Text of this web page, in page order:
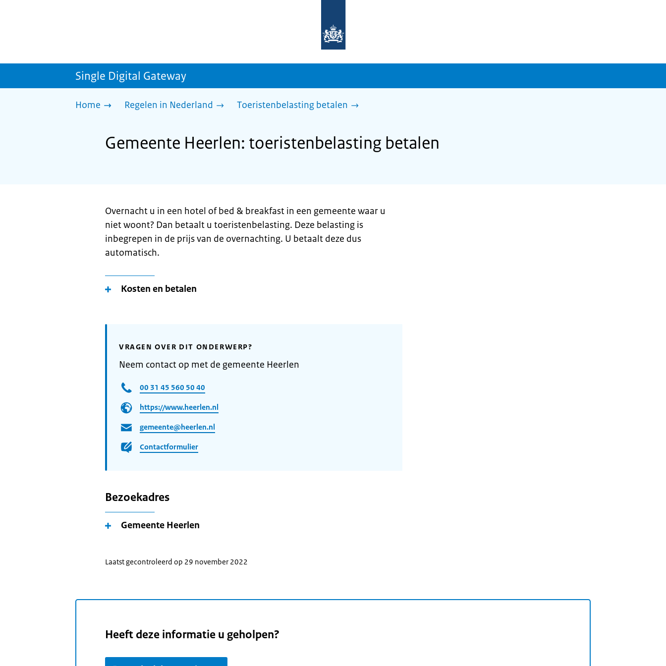
homepage
sdg.rijksoverheid.nl
Single Digital Gateway
Home Regelen in Nederland Toeristenbelasting betalen
Gemeente Heerlen: toeristenbelasting betalen
Overnacht u in een hotel of bed & breakfast in een gemeente waar u
niet woont? Dan betaalt u toeristenbelasting. Deze belasting is
inbegrepen in de prijs van de overnachting. U betaalt deze dus
automatisch.
Kosten en betalen
VRAGEN OVER DIT ONDERWERP?
Neem contact op met de gemeente Heerlen
00 31 45 560 50 40
https://www.heerlen.nl
gemeente@heerlen.nl
Contactformulier
Bezoekadres
Gemeente Heerlen
Laatst gecontroleerd op 29 november 2022
Heeft deze informatie u geholpen?